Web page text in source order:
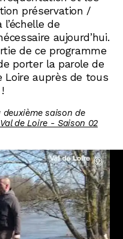
préservation /
de
aujourd’hui.
de ce programme
porter la parole de
Loire auprès de tous
saison de
de Loire - Saison 02